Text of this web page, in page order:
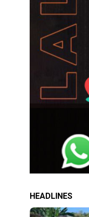
HEADLINES